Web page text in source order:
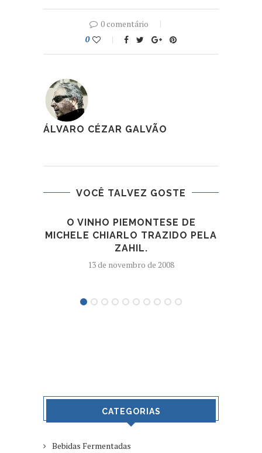
0 comentário
0
ÁLVARO CÉZAR GALVÃO
VOCÊ TALVEZ GOSTE
O VINHO PIEMONTESE DE
MICHELE CHIARLO TRAZIDO PELA
ZAHIL.
13 de novembro de 2008
CATEGORIAS
Bebidas Fermentadas